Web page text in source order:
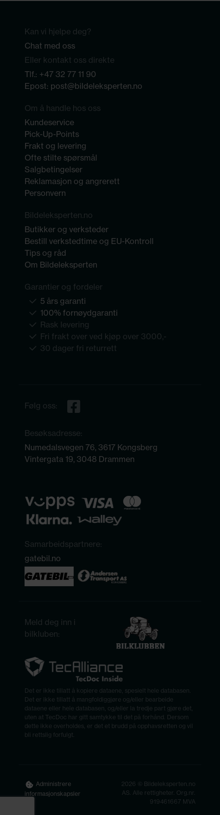
Kan vi hjelpe deg?
Chat med oss
Eller kontakt oss direkte
Tlf.: +47 32 77 11 90
Epost: post@bildeleksperten.no
Om å handle hos oss
Kundeservice
Pick-Up-Points
Frakt og levering
Ofte stilte spørsmål
Salgbetingelser
Reklamasjon og angrerett
Personvern
Bildeleksperten.no
Butikker og verksteder
Bestill verkstedtime og EU-Kontroll
Tips og råd
Om Bildeleksperten
Garantier og fordeler
5 års garanti
100% fornøydgaranti
Rask levering
Fri frakt over ved kjøp over 3000,-
30 dager fri returrett
Følg oss:
Besøksadresse:
Numedalsvegen 76, 3617 Kongsberg
Vintergata 19, 3048 Drammen
Samarbeidspartnere:
gatebil.no
Meld deg inn i
bilkluben:
Det er ikke tillatt å kopiere dataene, spesielt hele databasen.
Det er ikke tillatt å mangfoldiggjøre og/eller bearbeide
dataene eller hele databasen, og/eller la tredje part gjøre det,
uten at TecDoc har gitt samtykke til det på forhånd. Dersom
dette ikke overholdes, er det et brudd på opphavsretten og vil
bli rettslig forfulgt.
Administrere
informasjonskapsler
2026 © Bildeleksperten.no
AS. Alle rettigheter. Org.nr.
919461667 MVA